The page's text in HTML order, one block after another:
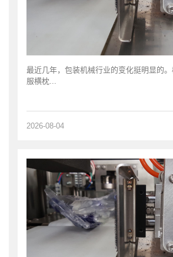
最近几年，包装机械行业的变化挺明显的
服横枕...
2026-08-04